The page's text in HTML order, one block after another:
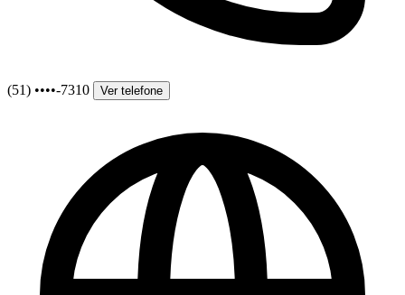
(51) ••••-7310 Ver telefone